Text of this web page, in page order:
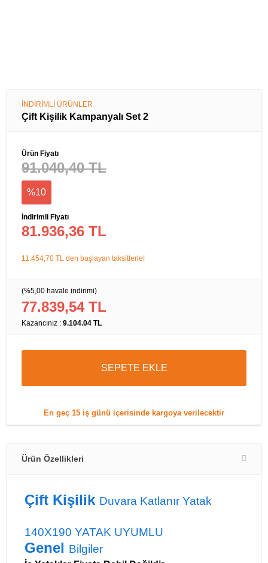
İNDİRİMLİ ÜRÜNLER
Çift Kişilik Kampanyalı Set 2
Ürün Fiyatı
91.040,40 TL
%10
İndirimli Fiyatı
81.936,36 TL
11.454,70 TL den başlayan taksitlerle!
(%5,00 havale indirimi)
77.839,54 TL
Kazancınız : 9.104.04 TL
SEPETE EKLE
En geç 15 iş günü içerisinde kargoya verilecektir
Ürün Özellikleri
Çift Kişilik Duvara Katlanır Yatak
140X190 YATAK UYUMLU
Genel Bilgiler